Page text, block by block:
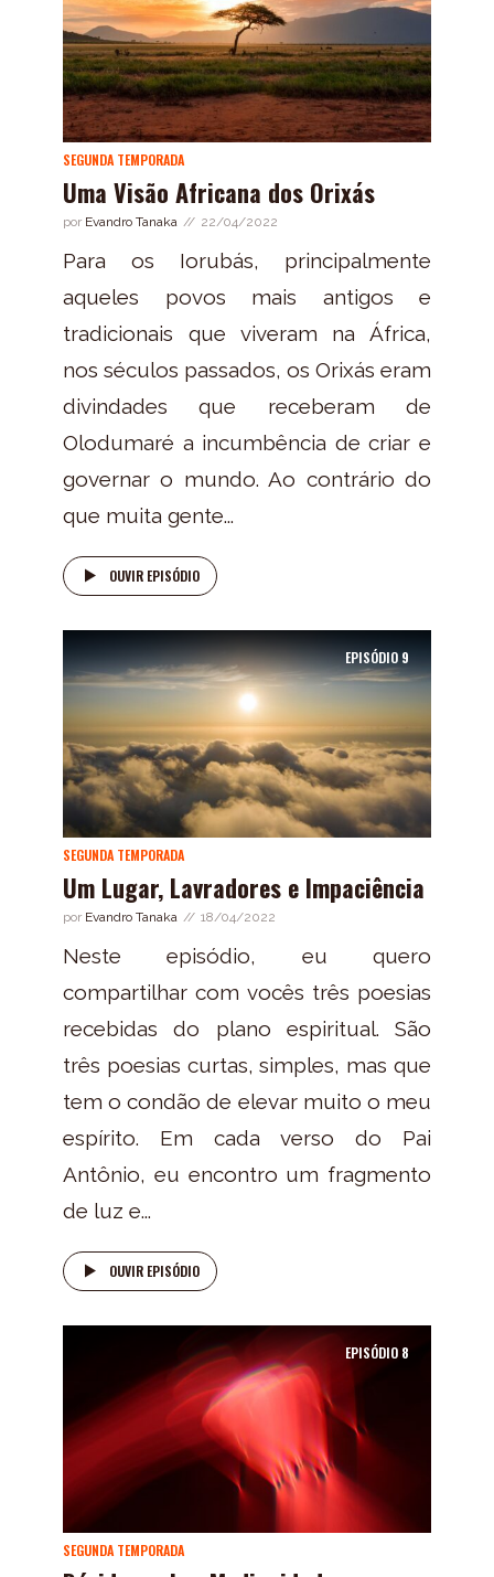
SEGUNDA TEMPORADA
Uma Visão Africana dos Orixás
por Evandro Tanaka 22/04/2022
Para os Iorubás, principalmente
aqueles povos mais antigos e
tradicionais que viveram na África,
nos séculos passados, os Orixás eram
divindades que receberam de
Olodumaré a incumbência de criar e
governar o mundo. Ao contrário do
que muita gente...
OUVIR EPISÓDIO
EPISÓDIO 9
SEGUNDA TEMPORADA
Um Lugar, Lavradores e Impaciência
por Evandro Tanaka 18/04/2022
Neste episódio, eu quero
compartilhar com vocês três poesias
recebidas do plano espiritual. São
três poesias curtas, simples, mas que
tem o condão de elevar muito o meu
espírito. Em cada verso do Pai
Antônio, eu encontro um fragmento
de luz e...
OUVIR EPISÓDIO
EPISÓDIO 8
SEGUNDA TEMPORADA